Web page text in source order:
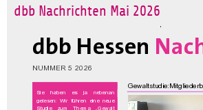
dbb Nachrichten Mai 2026